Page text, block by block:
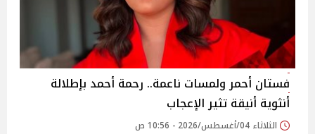
فستان أحمر ولمسات ناعمة.. رحمة أحمد بإطلالة
أنثوية أنيقة تثير الإعجاب
الثلاثاء 04/أغسطس/2026 - 10:56 ص